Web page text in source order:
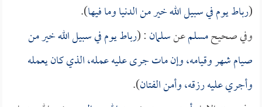
(رباط يوم في سبيل الله خير من الدنيا وما فيها).
وفي صحيحمسلمعنسلمان: (رباط يوم في سبيل الله خير من
صيام شهر وقيامه، وإن مات جرى عليه عمله، الذي كان يعمله
وأجري عليه رزقه، وأمن الفتان).